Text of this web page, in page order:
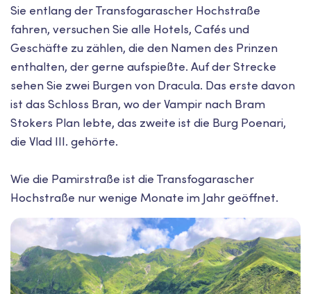
Sie entlang der Transfogarascher Hochstraße
fahren, versuchen Sie alle Hotels, Cafés und
Geschäfte zu zählen, die den Namen des Prinzen
enthalten, der gerne aufspießte. Auf der Strecke
sehen Sie zwei Burgen von Dracula. Das erste davon
ist das Schloss Bran, wo der Vampir nach Bram
Stokers Plan lebte, das zweite ist die Burg Poenari,
die Vlad III. gehörte.
Wie die Pamirstraße ist die Transfogarascher
Hochstraße nur wenige Monate im Jahr geöffnet.